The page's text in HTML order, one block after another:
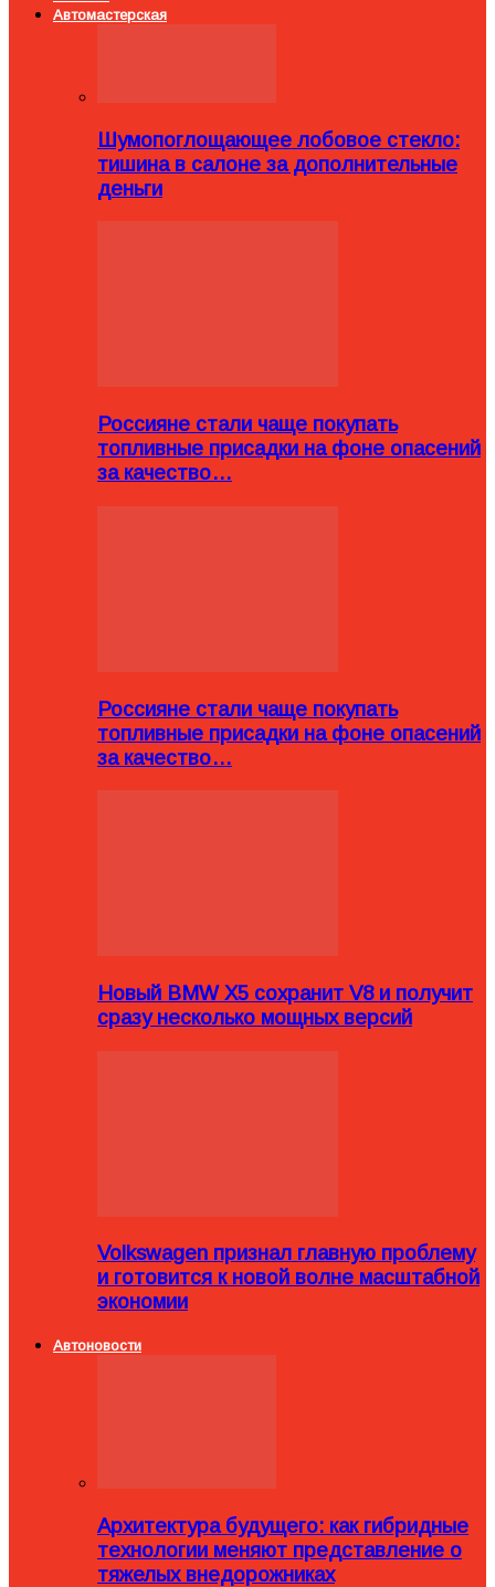
Автомастерская
Шумопоглощающее лобовое стекло:
тишина в салоне за дополнительные
деньги
Россияне стали чаще покупать
топливные присадки на фоне опасений
за качество…
Россияне стали чаще покупать
топливные присадки на фоне опасений
за качество…
Новый BMW X5 сохранит V8 и получит
сразу несколько мощных версий
Volkswagen признал главную проблему
и готовится к новой волне масштабной
экономии
Автоновости
Архитектура будущего: как гибридные
технологии меняют представление о
тяжелых внедорожниках